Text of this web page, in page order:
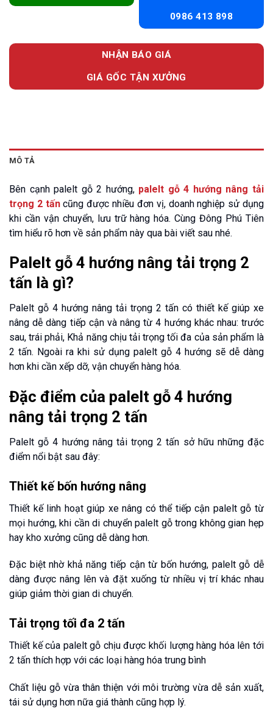
0986 413 898
NHẬN BÁO GIÁ
GIÁ GỐC TẬN XƯỞNG
MÔ TẢ
Bên cạnh palelt gỗ 2 hướng, palelt gỗ 4 hướng nâng tải
trọng 2 tấncũng được nhiều đơn vị, doanh nghiệp sử dụng
khi cần vận chuyển, lưu trữ hàng hóa. Cùng Đông Phú Tiên
tìm hiểu rõ hơn về sản phẩm này qua bài viết sau nhé.
Palelt gỗ 4 hướng nâng tải trọng 2
tấn là gì?
Palelt gỗ 4 hướng nâng tải trọng 2 tấn có thiết kế giúp xe
nâng dễ dàng tiếp cận và nâng từ 4 hướng khác nhau: trước
sau, trái phải, Khả năng chịu tải trọng tối đa của sản phẩm là
2 tấn. Ngoài ra khi sử dụng palelt gỗ 4 hướng sẽ dễ dàng
hơn khi cần xếp dỡ, vận chuyển hàng hóa.
Đặc điểm của palelt gỗ 4 hướng
nâng tải trọng 2 tấn
Palelt gỗ 4 hướng nâng tải trọng 2 tấn sở hữu những đặc
điểm nổi bật sau đây:
Thiết kế bốn hướng nâng
Thiết kế linh hoạt giúp xe nâng có thể tiếp cận palelt gỗ từ
mọi hướng, khi cần di chuyển palelt gỗ trong không gian hẹp
hay kho xưởng cũng dễ dàng hơn.
Đặc biệt nhờ khả năng tiếp cận từ bốn hướng, palelt gỗ dễ
dàng được nâng lên và đặt xuống từ nhiều vị trí khác nhau
giúp giảm thời gian di chuyển.
Tải trọng tối đa 2 tấn
Thiết kế của palelt gỗ chịu được khối lượng hàng hóa lên tới
2 tấn thích hợp với các loại hàng hóa trung bình
Chất liệu gỗ vừa thân thiện với môi trường vừa dễ sản xuất,
tái sử dụng hơn nữa giá thành cũng hợp lý.